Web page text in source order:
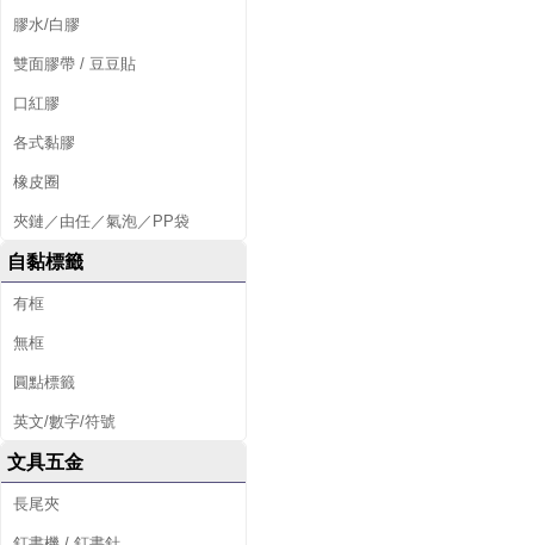
膠水/白膠
雙面膠帶 / 豆豆貼
口紅膠
各式黏膠
橡皮圈
夾鏈／由任／氣泡／PP袋
自黏標籤
有框
無框
圓點標籤
英文/數字/符號
文具五金
長尾夾